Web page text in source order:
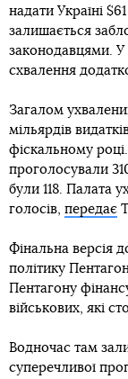
надати Україні
залишається
законодавцями.
схвалення
Загалом
мільярдів
фіскальному
проголосували
були 118. Палата
голосів, передає
Фінальна версія
політику
Пентагону
військових, які
Водночас там
суперечливої